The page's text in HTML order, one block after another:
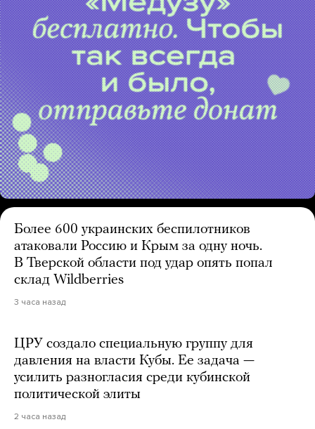
Более 600 украинских беспилотников
атаковали Россию и Крым за одну ночь.
В Тверской области под удар опять попал
склад Wildberries
3 часа назад
ЦРУ создало специальную группу для
давления на власти Кубы. Ее задача —
усилить разногласия среди кубинской
политической элиты
2 часа назад